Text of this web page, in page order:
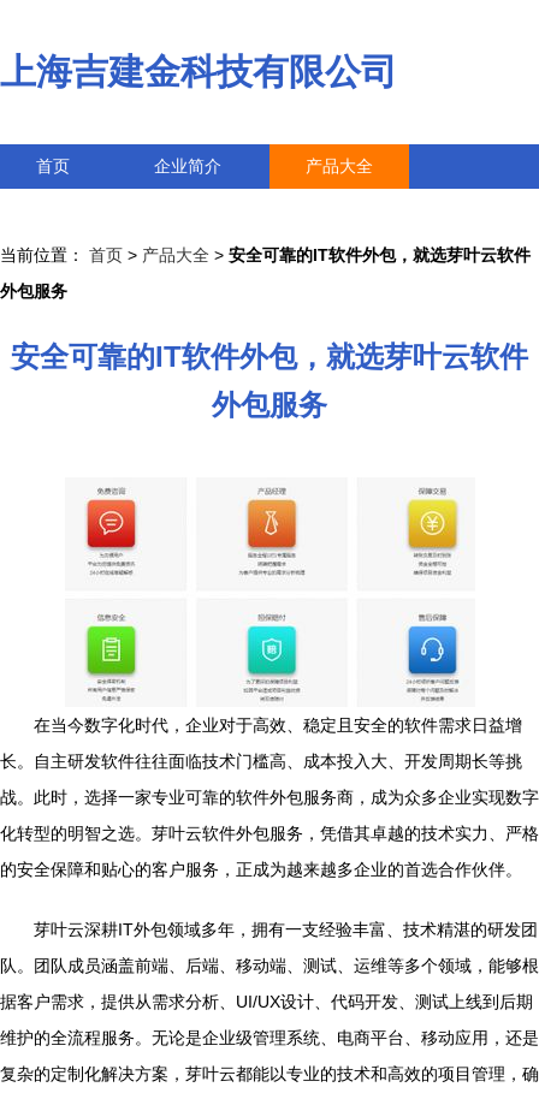
上海吉建金科技有限公司
首页 企业简介 产品大全
当前位置： 首页 > 产品大全 > 安全可靠的IT软件外包，就选芽叶云软件
外包服务
安全可靠的IT软件外包，就选芽叶云软件
外包服务
在当今数字化时代，企业对于高效、稳定且安全的软件需求日益增
长。自主研发软件往往面临技术门槛高、成本投入大、开发周期长等挑
战。此时，选择一家专业可靠的软件外包服务商，成为众多企业实现数字
化转型的明智之选。芽叶云软件外包服务，凭借其卓越的技术实力、严格
的安全保障和贴心的客户服务，正成为越来越多企业的首选合作伙伴。
芽叶云深耕IT外包领域多年，拥有一支经验丰富、技术精湛的研发团
队。团队成员涵盖前端、后端、移动端、测试、运维等多个领域，能够根
据客户需求，提供从需求分析、UI/UX设计、代码开发、测试上线到后期
维护的全流程服务。无论是企业级管理系统、电商平台、移动应用，还是
复杂的定制化解决方案，芽叶云都能以专业的技术和高效的项目管理，确